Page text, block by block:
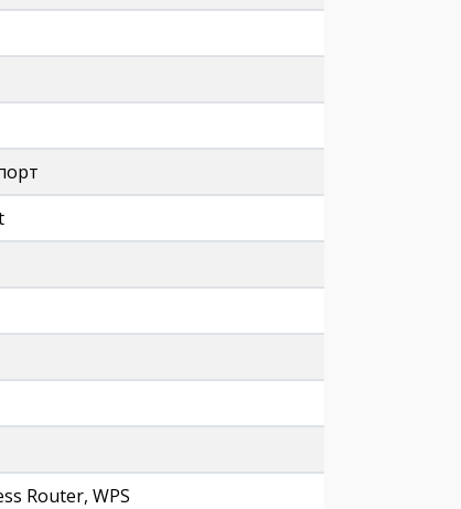
Router, WPS